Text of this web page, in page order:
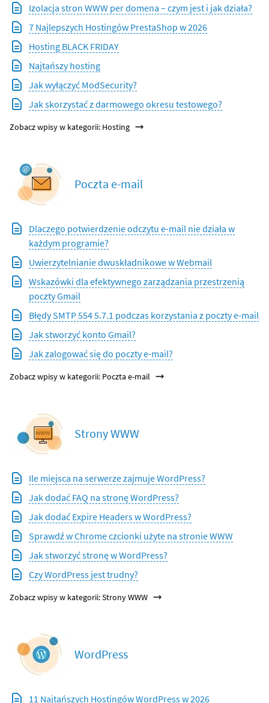
Izolacja stron WWW per domena – czym jest i jak działa?
7 Najlepszych Hostingów PrestaShop w 2026
Hosting BLACK FRIDAY
Najtańszy hosting
Jak wyłączyć ModSecurity?
Jak skorzystać z darmowego okresu testowego?
Zobacz wpisy w kategorii: Hosting
Poczta e-mail
Dlaczego potwierdzenie odczytu e-mail nie działa w
każdym programie?
Uwierzytelnianie dwuskładnikowe w Webmail
Wskazówki dla efektywnego zarządzania przestrzenią
poczty Gmail
Błędy SMTP 554 5.7.1 podczas korzystania z poczty e-mail
Jak stworzyć konto Gmail?
Jak zalogować się do poczty e-mail?
Zobacz wpisy w kategorii: Poczta e-mail
Strony WWW
Ile miejsca na serwerze zajmuje WordPress?
Jak dodać FAQ na stronę WordPress?
Jak dodać Expire Headers w WordPress?
Sprawdź w Chrome czcionki użyte na stronie WWW
Jak stworzyć stronę w WordPress?
Czy WordPress jest trudny?
Zobacz wpisy w kategorii: Strony WWW
WordPress
11 Najtańszych Hostingów WordPress w 2026